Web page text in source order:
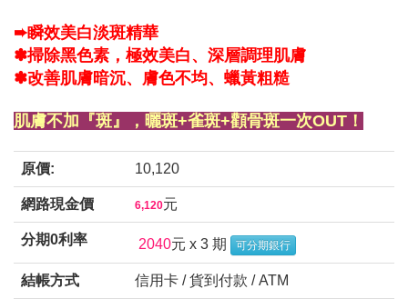
➨瞬效美白淡斑精華
✽掃除黑色素，極效美白、深層調理肌膚
✽改善肌膚暗沉、膚色不均、蠟黃粗糙
肌膚不加『斑』，曬斑+雀斑+顴骨斑一次OUT！
原價: 10,120
網路現金價 6,120元
分期0利率 2040元 x 3 期 可分期銀行
結帳方式 信用卡 / 貨到付款 / ATM